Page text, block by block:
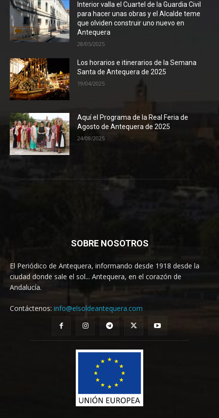
Interior valla el Cuartel de la Guardia Civil
para hacer unas obras y el Alcalde teme
que olviden construir uno nuevo en
Antequera
28/05/2025
Los horarios e itinerarios de la Semana
Santa de Antequera de 2025
19/04/2025
Aquí el Programa de la Real Feria de
Agosto de Antequera de 2025
24/08/2025
SOBRE NOSOTROS
El Periódico de Antequera, informando desde 1918 desde la
ciudad donde sale el sol... Antequera, en el corazón de
Andalucía.
Contáctenos: info@elsoldeantequera.com